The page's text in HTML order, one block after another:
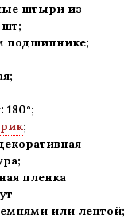
штыри из
шт;
подшипнике;
;
180°;
;
;
пленка
или лентой;